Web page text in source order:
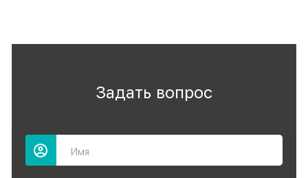
Задать вопрос
Имя